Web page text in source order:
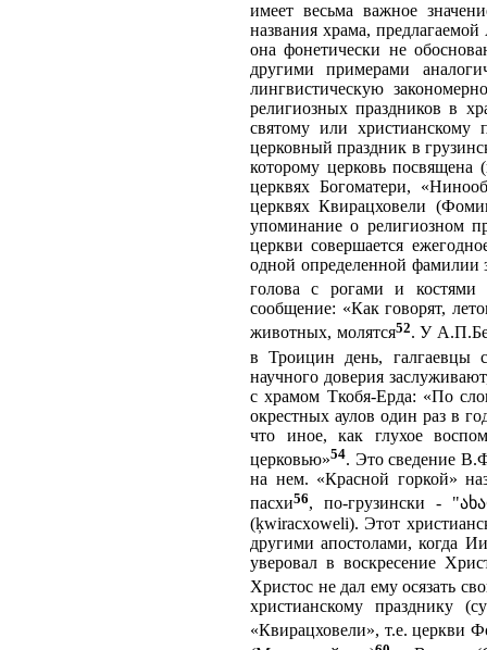
имеет весьма важное
названия храма,
она фонетически не
другими примерами
лингвистическую
религиозных праздников в
святому или
церковный праздник в
которому церковь посвящена
церквях Богоматери,
церквях Квирацховели
упоминание о религиозном
церкви совершается
одной определенной
голова с рогами и костями
сообщение: «Как говорят,
животных, молятся52. У
в Троицин день, галгаевцы
научного доверия
с храмом Ткобя-Ерда: «По
окрестных аулов один раз в
что иное, как глухое
церковью»54. Это сведение
на нем. «Красной горкой»
пасхи56, по-грузински -
(ķwiracxoweli). Этот
другими апостолами, когда
уверовал в воскресение
Христос не дал ему осязать
христианскому празднику
«Квирацховели», т.е. церкви